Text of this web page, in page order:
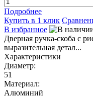
Подробнее
Купить в 1 клик
В избранное
Дверная ручка-скоба с
выразительная детал...
Характеристики
Диаметр:
51
Материал:
Алюминий